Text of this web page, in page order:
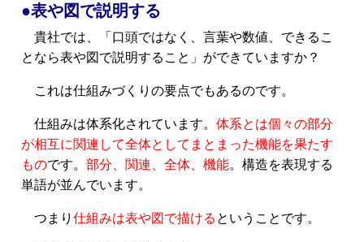
●表や図で説明する
貴社では、「口頭ではなく、言葉や数値、できるこ
となら表や図で説明すること」ができていますか？
これは仕組みづくりの要点でもあるのです。
仕組みは体系化されています。体系とは個々の部分
が相互に関連して全体としてまとまった機能を果たす
ものです。部分、関連、全体、機能。構造を表現する
単語が並んでいます。
つまり仕組みは表や図で描ける ということです。